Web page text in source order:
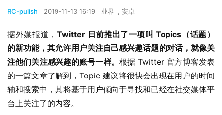
RC-pulish 2019-11-13 16:19 业界 , 安卓
据外媒报道， Twitter 日前推出了一项叫 Topics（话题）
的新功能，其允许用户关注自己感兴趣话题的对话，就像关
注他们关注感兴趣的账号一样。 根据 Twitter 官方博客发表
的一篇文章了解到，Topic 建议将很快会出现在用户的时间
轴和搜索中，其将基于用户倾向于寻找和已经在社交媒体平
台上关注了的内容。